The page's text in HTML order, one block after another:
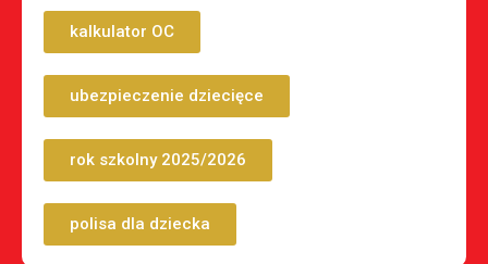
kalkulator OC
ubezpieczenie dziecięce
rok szkolny 2025/2026
polisa dla dziecka